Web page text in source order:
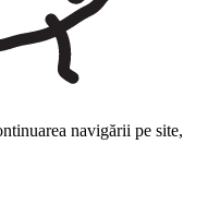
navigării pe site,